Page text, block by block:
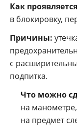
Как
в блокировку,
Причины:
с
подпитка.
Что можно
на
на предмет